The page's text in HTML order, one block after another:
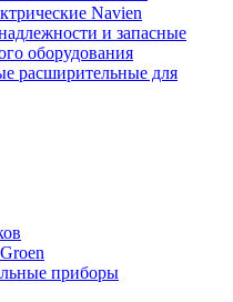
Navien
и запасные
оборудования
расширительные для
приборы